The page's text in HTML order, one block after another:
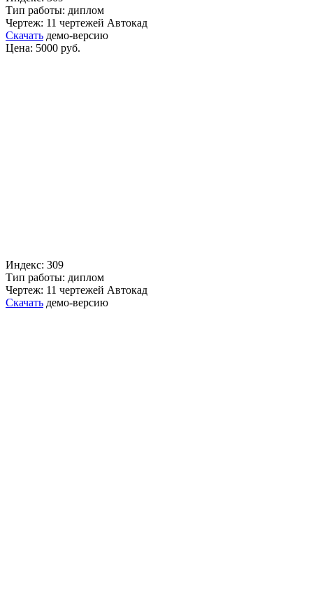
Тип работы: диплом
Чертеж: 11 чертежей Автокад
Скачать демо-версию
Цена: 5000 руб.
Индекс: 309
Тип работы: диплом
Чертеж: 11 чертежей Автокад
Скачать демо-версию